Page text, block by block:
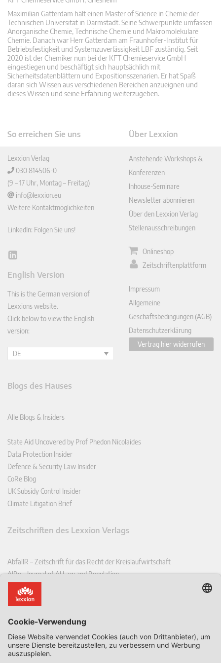
Maximilian Gatterdam hält einen Master of Science in Chemie der
Technischen Universität in Darmstadt. Seine Schwerpunkte umfassen
Anorganische Chemie, Technische Chemie und Makromolekulare
Chemie. Danach war Herr Gatterdam am Fraunhofer-Institut für
Betriebsfestigkeit und Systemzuverlässigkeit LBF zuständig. Seit
2020 ist der Chemiker nun bei der KFT Chemieservice GmbH
eingestiegen und beschäftigt sich hauptsächlich mit
Sicherheitsdatenblättern und Expositionsszenarien. Er hat Spaß
daran sich Wissen aus verschiedenen Bereichen anzueignen und
dieses Wissen und seine Erfahrung weiterzugeben.
So erreichen Sie uns
Lexxion Verlag
030 814506-0
(9 – 17 Uhr, Montag – Freitag)
info@lexxion.eu
Weitere Kontaktmöglichkeiten
LinkedIn: Folgen Sie uns!
Lin
In
English Version
This is the German version of
Lexxions website.
Click below to view the English
version:
DE
Über Lexxion
Anstehende Workshops &
Konferenzen
Inhouse-Seminare
Newsletter abonnieren
Über den Lexxion Verlag
Stellenausschreibungen
Onlineshop
Zeitschriftenplattform
Impressum
Allgemeine
Geschäftsbedingungen (AGB)
Datenschutzerklärung
Vertrag hier widerrufen
Blogs des Hauses
Alle Blogs & Insiders
State Aid Uncovered by Prof Phedon Nicolaides
Data Protection Insider
Defence & Security Law Insider
CoRe Blog
UK Subsidy Control Insider
Climate Litigation Brief
Zeitschriften des Lexxion Verlags
AbfallR – Zeitschrift für das Recht der Kreislaufwirtschaft
AIRe – Journal of AI Law and Regulation
CCLR – Carbon & Climate Law Review
CoRe – European Competition and Regulatory Law Review
EDSeQ – European Defence & Security Law & Policy Quarterly
EFFL – European Food and Feed Law Review
EHPL – European Health & Pharmaceutical Law Review
EPPPL – European Procurement & Public Private Partnership Law